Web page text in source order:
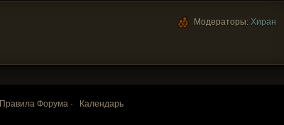
Модераторы: Хиран
Правила Форума· Календарь